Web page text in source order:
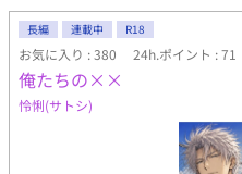
https://www.dlsite.com/bl/
Booth https://
FANZA、楽天koboなどでも販
間、人外、爬虫類の舌、喉ちん
絶頂、絶倫、指姦、潮吹き、Ｓ
れ、体液多、美人攻め、NTR
月紫苑のFanboxです。是非無
の等の近況やリアルタイムでの
長編 連載中 R18
お気に入り : 380 24h.ポイント : 71
俺たちの××
怜悧(サトシ)